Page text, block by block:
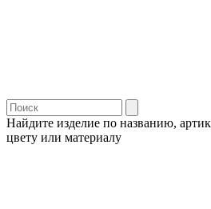
Найдите изделие по названию,
цвету или материалу